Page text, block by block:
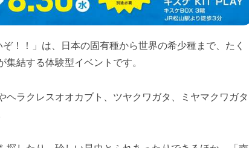
ぞ！！」は、日本の固有種から世界の希少種まで、たく
結する体験型イベントです。
ヘラクレスオオカブト、ツヤクワガタ、ミヤマクワガタ